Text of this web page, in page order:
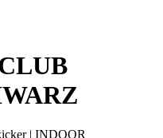
| INDOOR